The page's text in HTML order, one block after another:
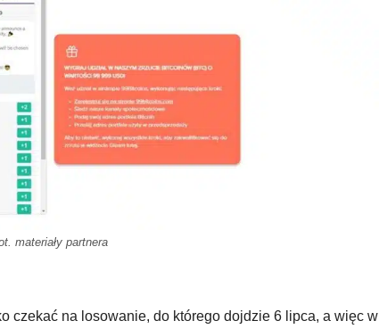
materiały partnera
czekać na losowanie, do którego dojdzie 6 lipca, a więc w